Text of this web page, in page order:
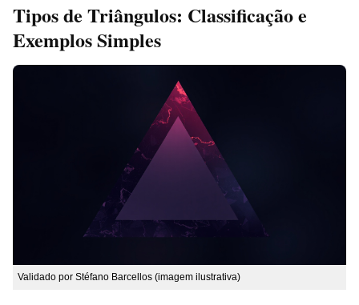
Tipos de Triângulos: Classificação e
Exemplos Simples
Validado por Stéfano Barcellos (imagem ilustrativa)